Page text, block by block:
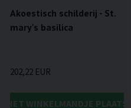
Akoestisch schilderij - St.
mary's basilica
202,22 EUR
HET WINKELMANDJE